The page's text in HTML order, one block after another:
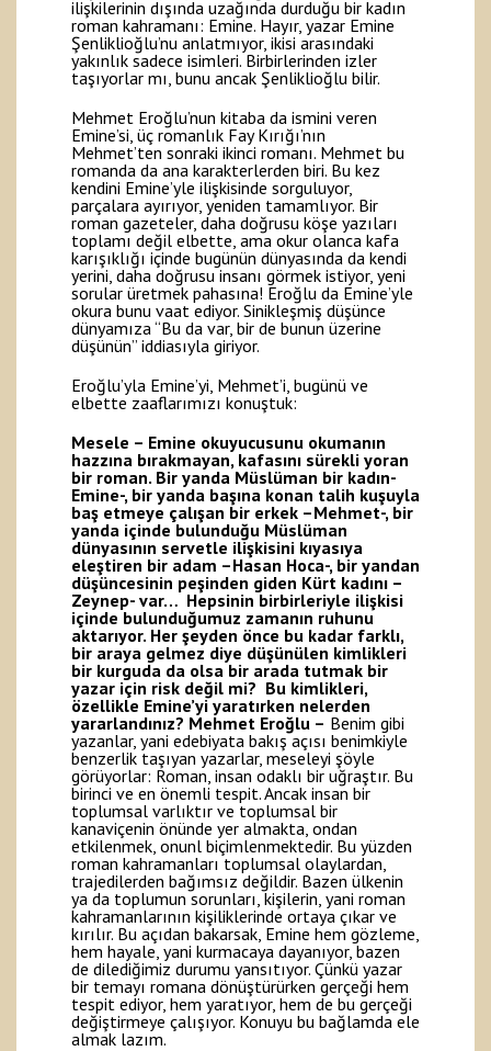
ilişkilerinin dışında uzağında durduğu bir kadın
roman kahramanı: Emine. Hayır, yazar Emine
Şenliklioğlu’nu anlatmıyor, ikisi arasındaki
yakınlık sadece isimleri. Birbirlerinden izler
taşıyorlar mı, bunu ancak Şenliklioğlu bilir.
Mehmet Eroğlu’nun kitaba da ismini veren
Emine’si, üç romanlık Fay Kırığı’nın
Mehmet’ten sonraki ikinci romanı. Mehmet bu
romanda da ana karakterlerden biri. Bu kez
kendini Emine’yle ilişkisinde sorguluyor,
parçalara ayırıyor, yeniden tamamlıyor. Bir
roman gazeteler, daha doğrusu köşe yazıları
toplamı değil elbette, ama okur olanca kafa
karışıklığı içinde bugünün dünyasında da kendi
yerini, daha doğrusu insanı görmek istiyor, yeni
sorular üretmek pahasına! Eroğlu da Emine’yle
okura bunu vaat ediyor. Sinikleşmiş düşünce
dünyamıza “Bu da var, bir de bunun üzerine
düşünün” iddiasıyla giriyor.
Eroğlu’yla Emine’yi, Mehmet’i, bugünü ve
elbette zaaflarımızı konuştuk:
Mesele – Emine okuyucusunu okumanın
hazzına bırakmayan, kafasını sürekli yoran
bir roman. Bir yanda Müslüman bir kadın-
Emine-, bir yanda başına konan talih kuşuyla
baş etmeye çalışan bir erkek –Mehmet-, bir
yanda içinde bulunduğu Müslüman
dünyasının servetle ilişkisini kıyasıya
eleştiren bir adam –Hasan Hoca-, bir yandan
düşüncesinin peşinden giden Kürt kadını –
Zeynep- var… Hepsinin birbirleriyle ilişkisi
içinde bulunduğumuz zamanın ruhunu
aktarıyor. Her şeyden önce bu kadar farklı,
bir araya gelmez diye düşünülen kimlikleri
bir kurguda da olsa bir arada tutmak bir
yazar için risk değil mi? Bu kimlikleri,
özellikle Emine’yi yaratırken nelerden
yararlandınız? Mehmet Eroğlu – Benim gibi
yazanlar, yani edebiyata bakış açısı benimkiyle
benzerlik taşıyan yazarlar, meseleyi şöyle
görüyorlar: Roman, insan odaklı bir uğraştır. Bu
birinci ve en önemli tespit. Ancak insan bir
toplumsal varlıktır ve toplumsal bir
kanaviçenin önünde yer almakta, ondan
etkilenmek, onunl biçimlenmektedir. Bu yüzden
roman kahramanları toplumsal olaylardan,
trajedilerden bağımsız değildir. Bazen ülkenin
ya da toplumun sorunları, kişilerin, yani roman
kahramanlarının kişiliklerinde ortaya çıkar ve
kırılır. Bu açıdan bakarsak, Emine hem gözleme,
hem hayale, yani kurmacaya dayanıyor, bazen
de dilediğimiz durumu yansıtıyor. Çünkü yazar
bir temayı romana dönüştürürken gerçeği hem
tespit ediyor, hem yaratıyor, hem de bu gerçeği
değiştirmeye çalışıyor. Konuyu bu bağlamda ele
almak lazım.